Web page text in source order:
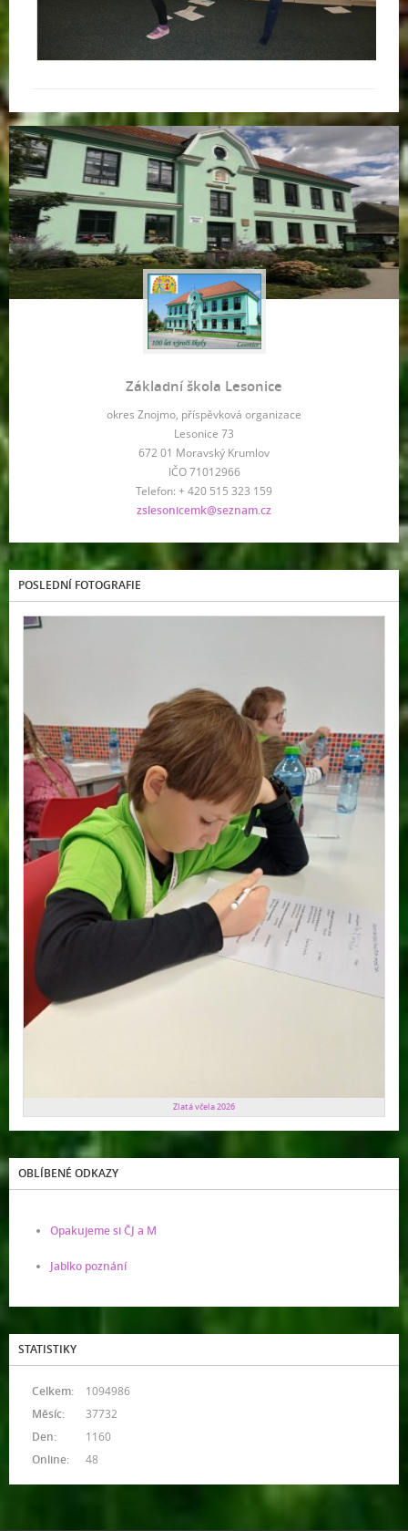
Základní škola Lesonice
okres Znojmo, příspěvková organizace
Lesonice 73
672 01 Moravský Krumlov
IČO 71012966
Telefon: + 420 515 323 159
zslesonicemk@seznam.cz
POSLEDNÍ FOTOGRAFIE
Zlatá včela 2026
OBLÍBENÉ ODKAZY
Opakujeme si ČJ a M
Jablko poznání
STATISTIKY
Online: 48
Celkem:
1094986
Měsíc:
37732
Den:
1160